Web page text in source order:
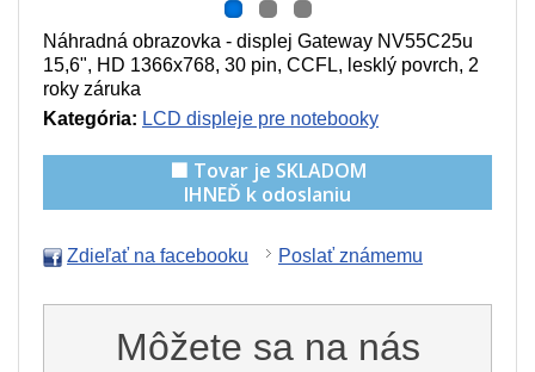
Náhradná obrazovka - displej Gateway NV55C25u
15,6", HD 1366x768, 30 pin, CCFL, lesklý povrch, 2
roky záruka
Kategória: LCD displeje pre notebooky
🟩 Tovar je SKLADOM
IHNEĎ k odoslaniu
Zdieľať na facebooku Poslať známemu
Môžete sa na nás